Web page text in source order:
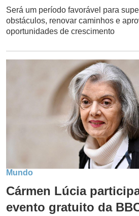
Será um período favorável para
obstáculos, renovar caminhos e
oportunidades de crescimento
Mundo
Cármen Lúcia
evento gratuito da